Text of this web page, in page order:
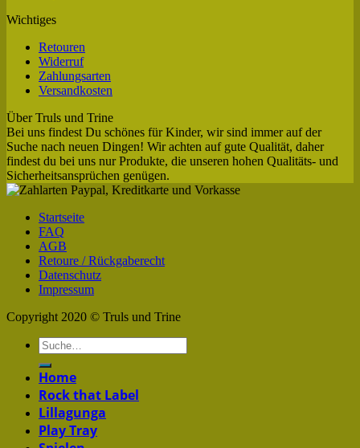
Wichtiges
Retouren
Widerruf
Zahlungsarten
Versandkosten
Über Truls und Trine
Bei uns findest Du schönes für Kinder, wir sind immer auf der
Suche nach neuen Dingen! Wir achten auf gute Qualität, daher
findest du bei uns nur Produkte, die unseren hohen Qualitäts- und
Sicherheitsansprüchen genügen.
Startseite
FAQ
AGB
Retoure / Rückgaberecht
Datenschutz
Impressum
Copyright 2020 © Truls und Trine
Home
Rock that Label
Lillagunga
Play Tray